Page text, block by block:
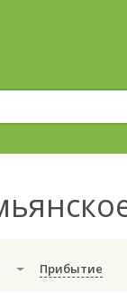
Прибытие